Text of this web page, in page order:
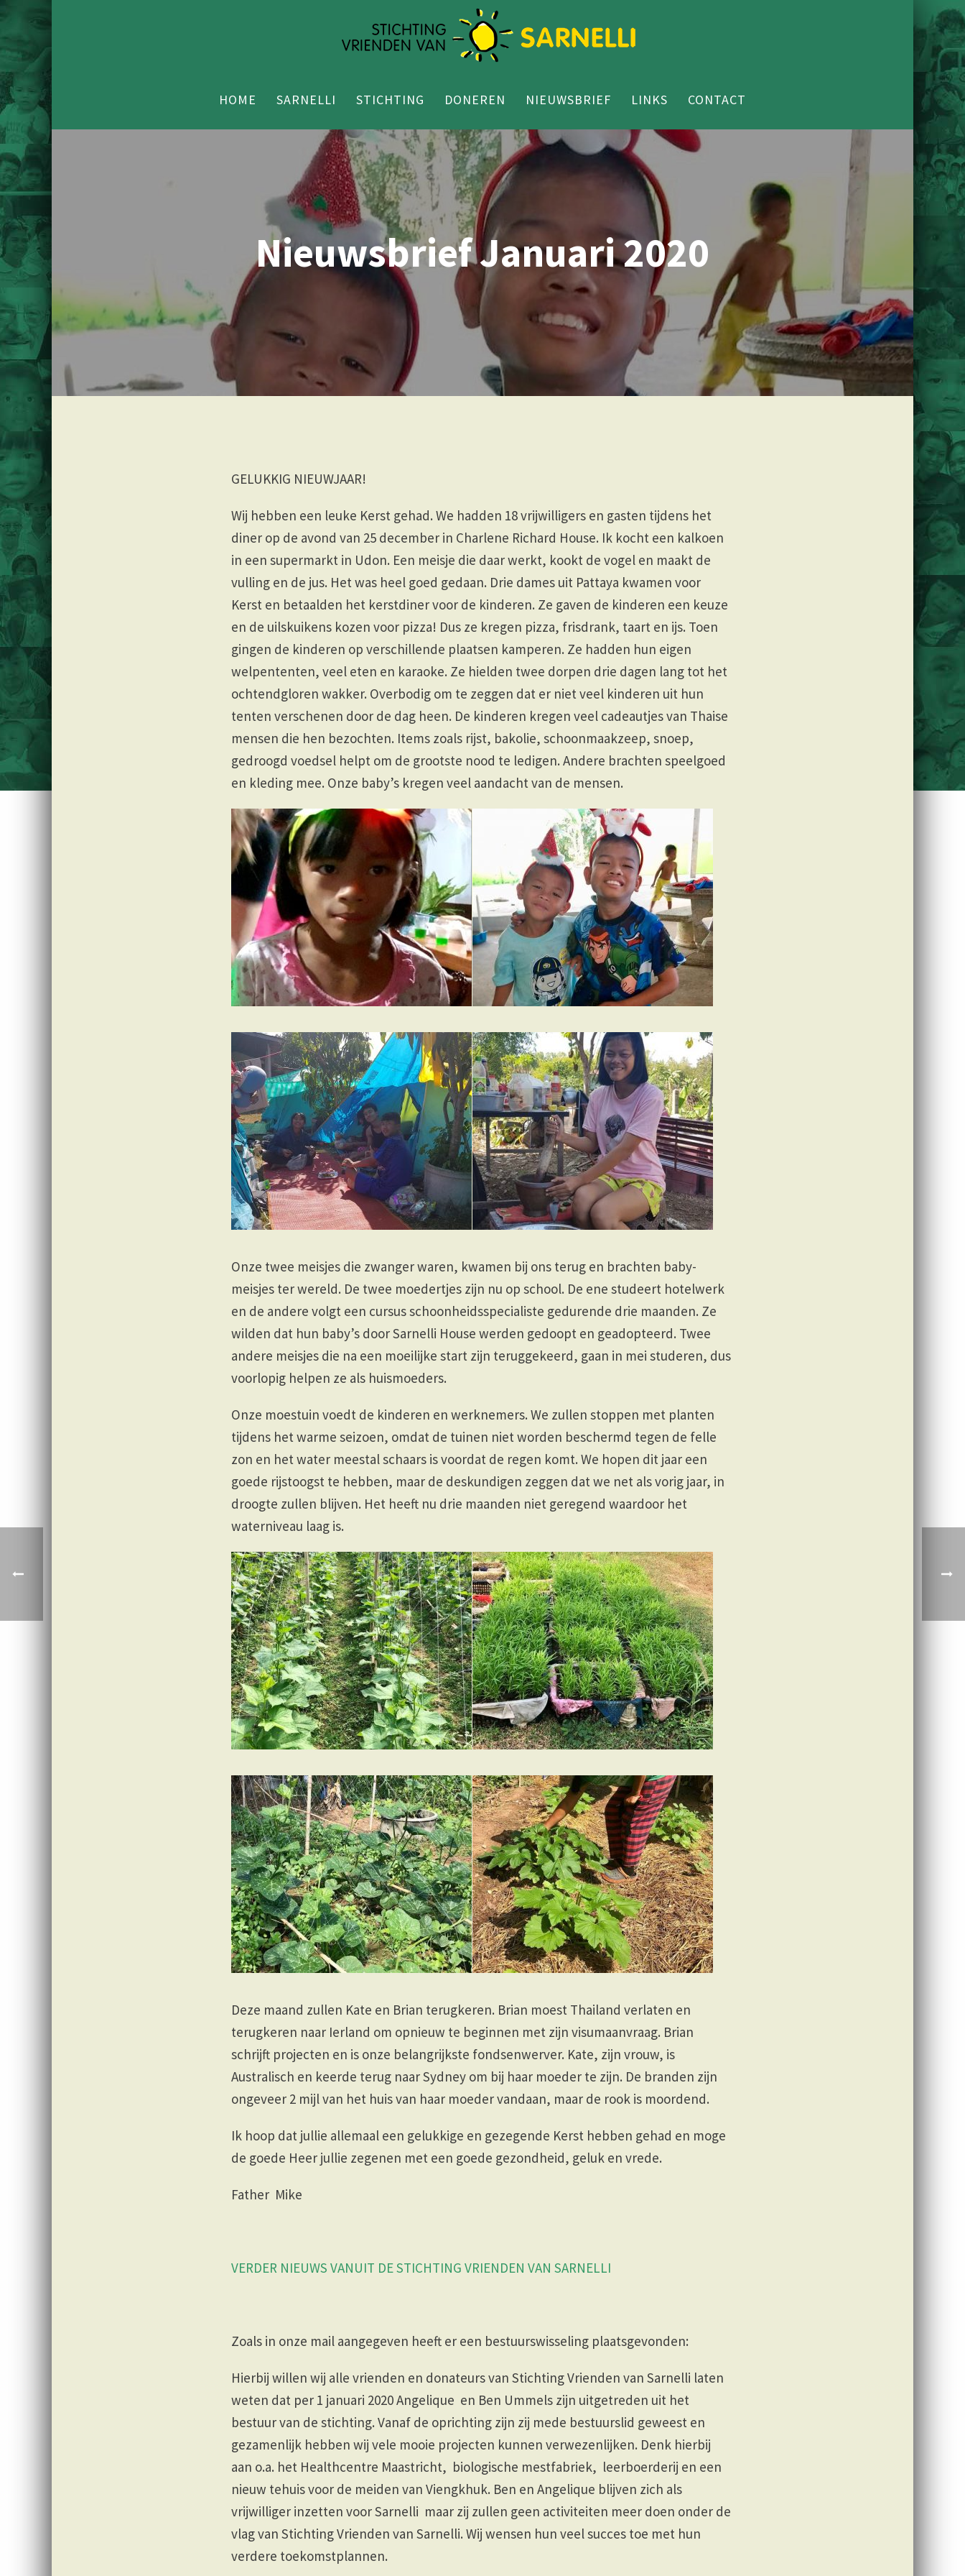
HOME SARNELLI STICHTING DONEREN NIEUWSBRIEF LINKS CONTACT
Nieuwsbrief Januari 2020
GELUKKIG NIEUWJAAR!
Wij hebben een leuke Kerst gehad. We hadden 18 vrijwilligers en gasten tijdens het
diner op de avond van 25 december in Charlene Richard House. Ik kocht een kalkoen
in een supermarkt in Udon. Een meisje die daar werkt, kookt de vogel en maakt de
vulling en de jus. Het was heel goed gedaan. Drie dames uit Pattaya kwamen voor
Kerst en betaalden het kerstdiner voor de kinderen. Ze gaven de kinderen een keuze
en de uilskuikens kozen voor pizza! Dus ze kregen pizza, frisdrank, taart en ijs. Toen
gingen de kinderen op verschillende plaatsen kamperen. Ze hadden hun eigen
welpententen, veel eten en karaoke. Ze hielden twee dorpen drie dagen lang tot het
ochtendgloren wakker. Overbodig om te zeggen dat er niet veel kinderen uit hun
tenten verschenen door de dag heen. De kinderen kregen veel cadeautjes van Thaise
mensen die hen bezochten. Items zoals rijst, bakolie, schoonmaakzeep, snoep,
gedroogd voedsel helpt om de grootste nood te ledigen. Andere brachten speelgoed
en kleding mee. Onze baby’s kregen veel aandacht van de mensen.
Onze twee meisjes die zwanger waren, kwamen bij ons terug en brachten baby-
meisjes ter wereld. De twee moedertjes zijn nu op school. De ene studeert hotelwerk
en de andere volgt een cursus schoonheidsspecialiste gedurende drie maanden. Ze
wilden dat hun baby’s door Sarnelli House werden gedoopt en geadopteerd. Twee
andere meisjes die na een moeilijke start zijn teruggekeerd, gaan in mei studeren, dus
voorlopig helpen ze als huismoeders.
Onze moestuin voedt de kinderen en werknemers. We zullen stoppen met planten
tijdens het warme seizoen, omdat de tuinen niet worden beschermd tegen de felle
zon en het water meestal schaars is voordat de regen komt. We hopen dit jaar een
goede rijstoogst te hebben, maar de deskundigen zeggen dat we net als vorig jaar, in
droogte zullen blijven. Het heeft nu drie maanden niet geregend waardoor het
waterniveau laag is.
Deze maand zullen Kate en Brian terugkeren. Brian moest Thailand verlaten en
terugkeren naar Ierland om opnieuw te beginnen met zijn visumaanvraag. Brian
schrijft projecten en is onze belangrijkste fondsenwerver. Kate, zijn vrouw, is
Australisch en keerde terug naar Sydney om bij haar moeder te zijn. De branden zijn
ongeveer 2 mijl van het huis van haar moeder vandaan, maar de rook is moordend.
Ik hoop dat jullie allemaal een gelukkige en gezegende Kerst hebben gehad en moge
de goede Heer jullie zegenen met een goede gezondheid, geluk en vrede.
Father Mike
VERDER NIEUWS VANUIT DE STICHTING VRIENDEN VAN SARNELLI
Zoals in onze mail aangegeven heeft er een bestuurswisseling plaatsgevonden:
Hierbij willen wij alle vrienden en donateurs van Stichting Vrienden van Sarnelli laten
weten dat per 1 januari 2020 Angelique en Ben Ummels zijn uitgetreden uit het
bestuur van de stichting. Vanaf de oprichting zijn zij mede bestuurslid geweest en
gezamenlijk hebben wij vele mooie projecten kunnen verwezenlijken. Denk hierbij
aan o.a. het Healthcentre Maastricht, biologische mestfabriek, leerboerderij en een
nieuw tehuis voor de meiden van Viengkhuk. Ben en Angelique blijven zich als
vrijwilliger inzetten voor Sarnelli maar zij zullen geen activiteiten meer doen onder de
vlag van Stichting Vrienden van Sarnelli. Wij wensen hun veel succes toe met hun
verdere toekomstplannen.